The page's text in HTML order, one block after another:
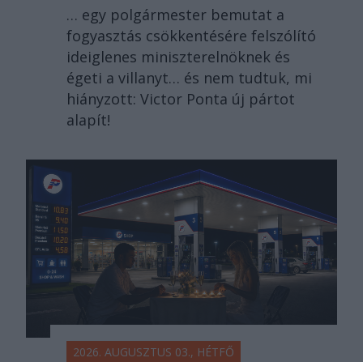
… egy polgármester bemutat a
fogyasztás csökkentésére felszólító
ideiglenes miniszterelnöknek és
égeti a villanyt… és nem tudtuk, mi
hiányzott: Victor Ponta új pártot
alapít!
2026. AUGUSZTUS 03., HÉTFŐ